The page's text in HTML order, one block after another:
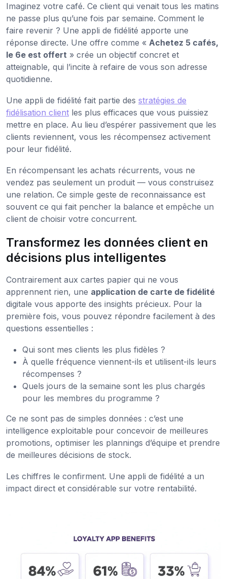
Imaginez votre café. Ce client qui venait tous les matins
ne passe plus qu’une fois par semaine. Comment le
faire revenir ? Une appli de fidélité apporte une
réponse directe. Une offre comme « Achetez 5 cafés,
le 6e est offert » crée un objectif concret et
atteignable, qui l’incite à refaire de vous son adresse
quotidienne.
Une appli de fidélité fait partie des stratégies de
fidélisation client les plus efficaces que vous puissiez
mettre en place. Au lieu d’espérer passivement que les
clients reviennent, vous les récompensez activement
pour leur fidélité.
En récompensant les achats récurrents, vous ne
vendez pas seulement un produit — vous construisez
une relation. Ce simple geste de reconnaissance est
souvent ce qui fait pencher la balance et empêche un
client de choisir votre concurrent.
Transformez les données client en
décisions plus intelligentes
Contrairement aux cartes papier qui ne vous
apprennent rien, une application de carte de fidélité
digitale vous apporte des insights précieux. Pour la
première fois, vous pouvez répondre facilement à des
questions essentielles :
Qui sont mes clients les plus fidèles ?
À quelle fréquence viennent-ils et utilisent-ils leurs
récompenses ?
Quels jours de la semaine sont les plus chargés
pour les membres du programme ?
Ce ne sont pas de simples données : c’est une
intelligence exploitable pour concevoir de meilleures
promotions, optimiser les plannings d’équipe et prendre
de meilleures décisions de stock.
Les chiffres le confirment. Une appli de fidélité a un
impact direct et considérable sur votre rentabilité.